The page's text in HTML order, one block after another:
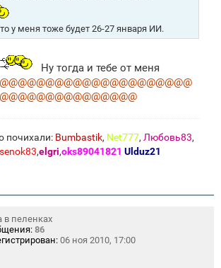
у меня тоже будет 26-27 января ИИ.
Ну тогда и тебе от меня
почихали: Bumbastik, Net777, Любовь83,
,elgri,oks89041821 Ulduz21
в пеленках
86
06 ноя 2010, 17:00